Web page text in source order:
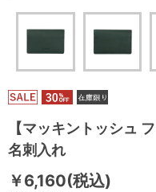
【マッキントッシュ
名刺入れ
￥6,160(税込)